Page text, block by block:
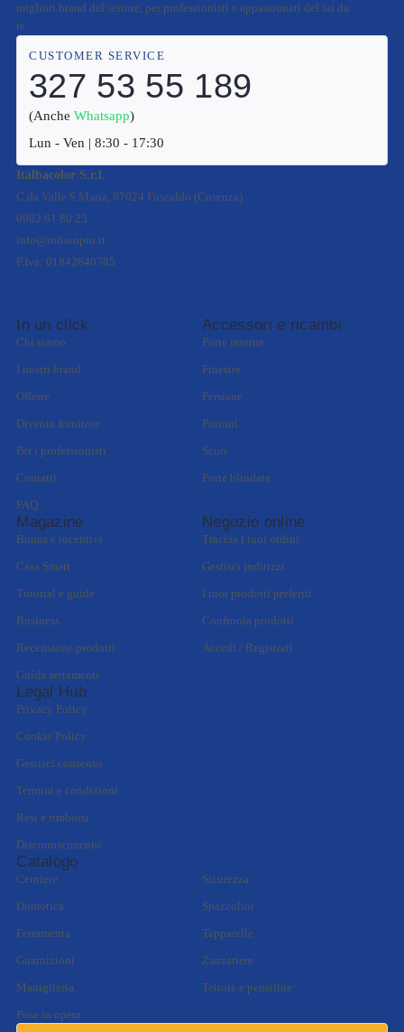
migliori brand del settore, per professionisti e appassionati del fai da
te
CUSTOMER SERVICE
327 53 55 189
(AncheWhatsapp)
Lun - Ven | 8:30 - 17:30
Italbacolor S.r.l.
C.da Valle S.Maria, 87024 Fuscaldo (Cosenza)
0982 61 80 25
info@infissopro.it
P.Iva: 01842840785
In un click
Chi siamo
I nostri brand
Offerte
Diventa fornitore
Per i professionisti
Contatti
FAQ
Accessori e ricambi
Porte interne
Finestre
Persiane
Portoni
Scuri
Porte blindate
Magazine
Bonus e incentivi
Casa Smart
Tutorial e guide
Business
Recensione prodotti
Guida serramenti
Negozio online
Traccia i tuoi ordini
Gestisci indirizzi
I tuoi prodotti preferiti
Confronta prodotti
Accedi / Registrati
Legal Hub
Privacy Policy
Cookie Policy
Gestisci consenso
Termini e condizioni
Resi e rimborsi
Disconoscimento
Catalogo
Cerniere
Domotica
Ferramenta
Guarnizioni
Maniglieria
Posa in opera
Sicurezza
Spazzolini
Tapparelle
Zanzariere
Tettoie e pensiline